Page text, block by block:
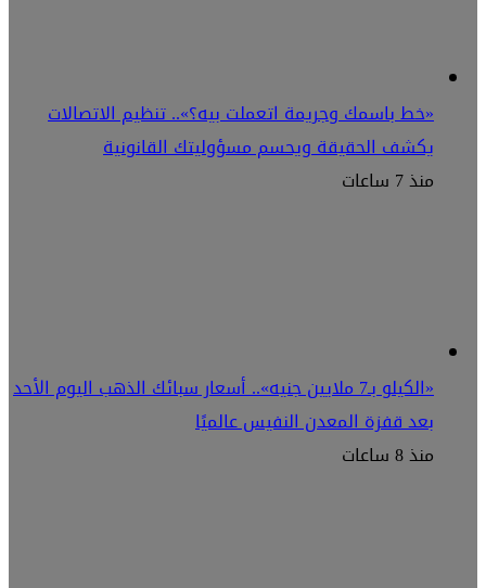
«خط باسمك وجريمة اتعملت بيه؟».. تنظيم الاتصالات
يكشف الحقيقة ويحسم مسؤوليتك القانونية
منذ 7 ساعات
«الكيلو بـ7 ملايين جنيه».. أسعار سبائك الذهب اليوم الأحد
بعد قفزة المعدن النفيس عالميًا
منذ 8 ساعات